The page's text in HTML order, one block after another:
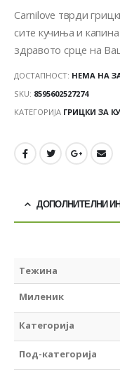
Carnilove тврди
сите кучиња и
здравото срце на
ДОСТАПНОСТ: НЕМА НА
SKU: 8595602527274
КАТЕГОРИЈА ГРИЦКИ ЗА
ДОПОЛНИТЕЛНИ
Тежина
Миленик
Категорија
Под-категорија